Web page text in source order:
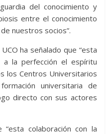
del conocimiento y
entre el conocimiento
nuestros socios”.
ha señalado que “esta
a la perfección el espíritu
los Centros Universitarios
universitaria de
directo con sus actores
colaboración con la